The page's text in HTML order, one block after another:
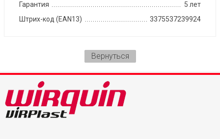
Гарантия
5 лет
Штрих-код (EAN13)
3375537239924
Вернуться